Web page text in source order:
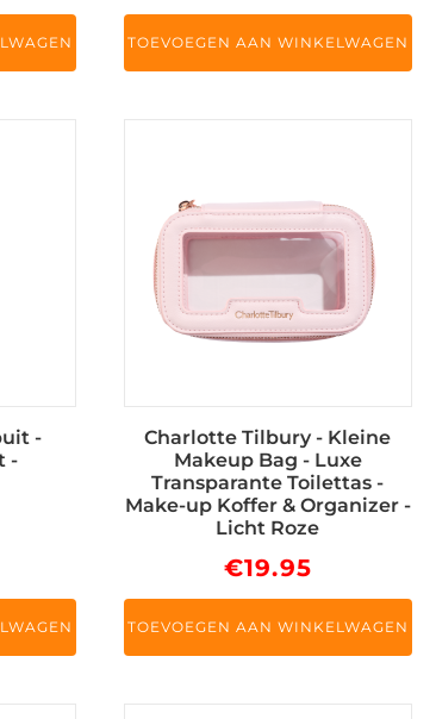
TOEVOEGEN AAN WINKELWAGEN
-
-
Charlotte Tilbury - Kleine
Makeup Bag - Luxe
Transparante Toilettas -
Make-up Koffer & Organizer -
Licht Roze
€19.95
TOEVOEGEN AAN WINKELWAGEN